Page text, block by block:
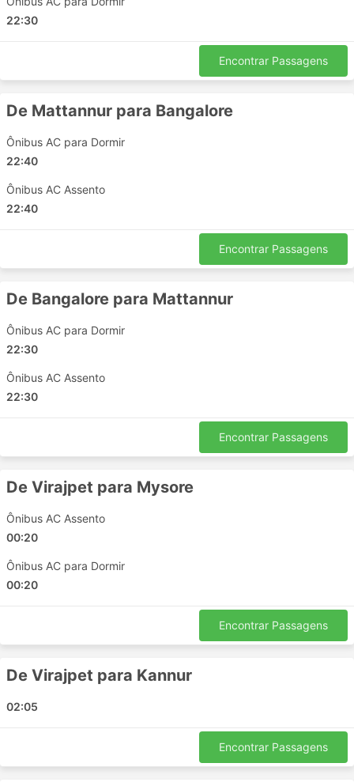
muito tempo. Os limites de bagagem são
para bagagem extra, se forem estabelecidos
valores máximos, normalmente não é muito alto.
As passagens de ônibus podem ser mais
aéreas ou de trem velozes. Existe sempre uma
escolha de classes de passagens para todos os
bolsos. As opções padrão mais baratas podem
máximo, mas de qualquer forma são aceitáveis e
lanches, água e às vezes artigos de higiene
pessoal e cobertores estão quase sempre
Se você estiver pronto para gastar mais, alguns
ônibus VIP oferecem poltronas comparáveis à
classe executiva em um avião com largos
sua viagem seja agradável.
Contras de Viagens de Ônibus
Terminais de ônibus interurbanos mais novos
cidade, perto de rodovias maiores para permitir
cidade. Infelizmente, isso pode criar dificuldades
terminal pode ser um problema, já que em alguns
usar transportes especiais para chegar lá. Isto
resulta em custos mais altos, pois os preços
podem subir. Calcule também o tempo extra se
você estiver viajando durante as horas de pico,
especialmente se você não estiver familiarizado
Os ônibus são provavelmente o meio de
transporte que fica fora do horário com mais
22:30
Encontrar Passagens
De Mattannur para Bangalore
Ônibus AC para Dormir
22:40
Ônibus AC Assento
22:40
Encontrar Passagens
De Bangalore para Mattannur
Ônibus AC para Dormir
22:30
Ônibus AC Assento
22:30
Encontrar Passagens
De Virajpet para Mysore
Ônibus AC Assento
00:20
Ônibus AC para Dormir
00:20
Encontrar Passagens
De Virajpet para Kannur
02:05
Encontrar Passagens